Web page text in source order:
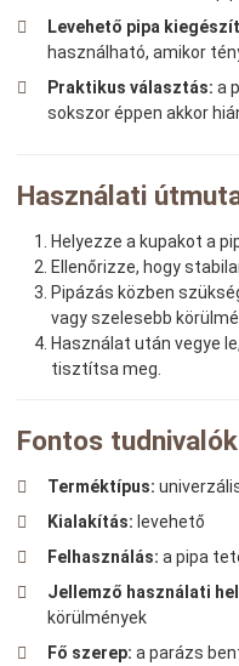
Levehető pipa
használható, amikor
Praktikus választás: a
sokszor éppen akkor
Használati
Helyezze a kupakot a
Ellenőrizze, hogy
Pipázás közben
vagy szelesebb
Használat után vegye
tisztítsa meg.
Fontos tudnivalók
Terméktípus:
Kialakítás: levehető
Felhasználás: a pipa
Jellemző használati
körülmények
Fő szerep: a parázs